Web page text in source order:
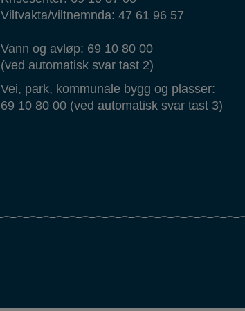
Viltvakta/viltnemnda: 47 61 96 57
Vann og avløp: 69 10 80 00
(ved automatisk svar tast 2)
Vei, park, kommunale bygg og plasser:
69 10 80 00 (ved automatisk svar tast 3)